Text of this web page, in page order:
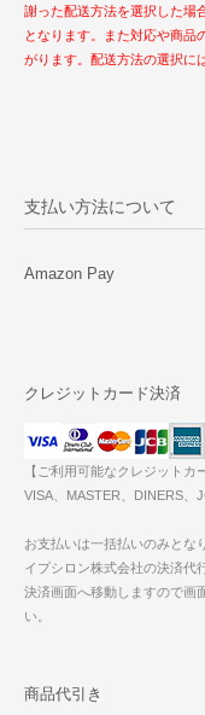
謝った配送方法を選択した場
となります。また対応や商品
がります。配送方法の選択に
支払い方法について
Amazon Pay
クレジットカード決済
【ご利用可能なクレジットカ
VISA、MASTER、DINERS、
お支払いは一括払いのみとな
イプシロン株式会社の決済代
決済画面へ移動しますので画
い。
商品代引き